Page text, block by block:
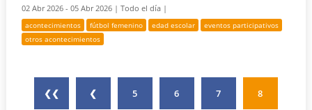
02 Abr 2026 - 05 Abr 2026 |Todo el día |
acontecimientos fútbol femenino edad escolar
eventos participativos
otros acontecimientos
❮❮ ❮ 5 6 7 8